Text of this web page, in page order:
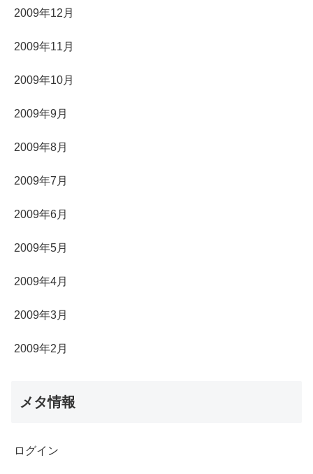
2009年12月
2009年11月
2009年10月
2009年9月
2009年8月
2009年7月
2009年6月
2009年5月
2009年4月
2009年3月
2009年2月
メタ情報
ログイン